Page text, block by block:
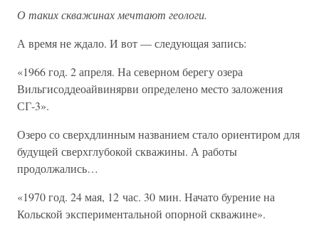
О таких скважинах мечтают геологи.
А время не ждало. И вот — следующая запись:
«1966 год. 2 апреля. На северном берегу озера
Вильгисоддеоайвинярви определено место заложения
СГ-3».
Озеро со сверхдлинным названием стало ориентиром для
будущей сверхглубокой скважины. А работы
продолжались…
«1970 год. 24 мая, 12 час. 30 мин. Начато бурение на
Кольской экспериментальной опорной скважине».